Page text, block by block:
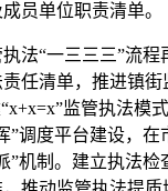
员单位职责清单。
“一三三三”流程
任清单，推进镇
监管执法模
”调度平台建设，
”机制。建立执法